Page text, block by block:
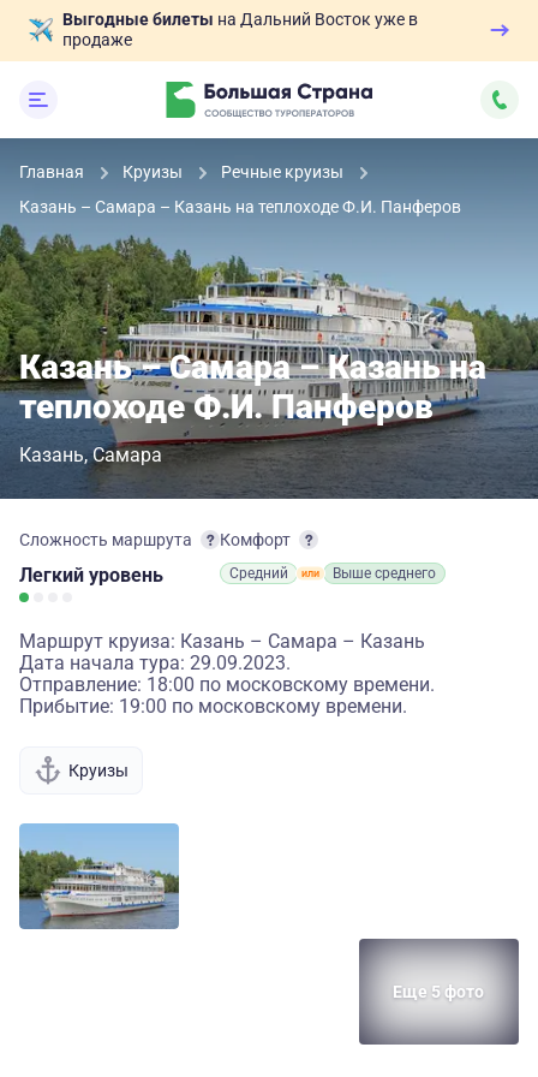
Выгодные билеты на Дальний Восток уже в
продаже
Главная Круизы
Речные круизы
Казань – Самара – Казань на теплоходе Ф.И. Панферов
Казань – Самара – Казань на
теплоходе Ф.И. Панферов
Казань Самара
Сложность маршрута
Легкий уровень
Комфорт
Средний Выше среднего
Маршрут круиза: Казань – Самара – Казань
Дата начала тура: 29.09.2023.
Отправление: 18:00 по московскому времени.
Прибытие: 19:00 по московскому времени.
Круизы
Еще 5 фото